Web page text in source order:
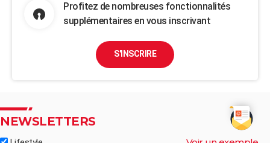
Profitez de nombreuses fonctionnalités
supplémentaires en vous inscrivant
S'INSCRIRE
NEWSLETTERS